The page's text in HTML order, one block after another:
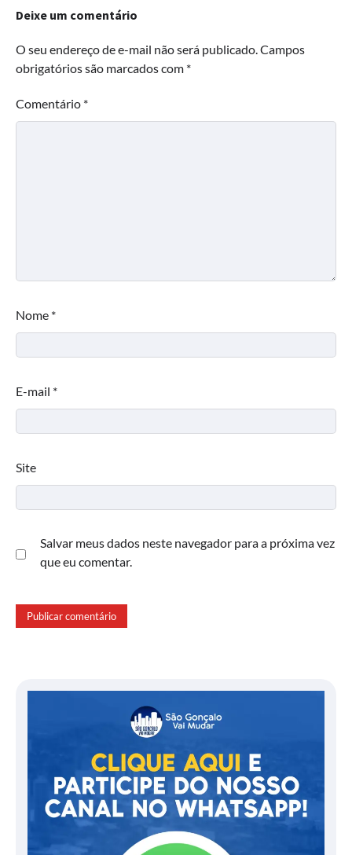
Deixe um comentário
O seu endereço de e-mail não será publicado.Campos
obrigatórios são marcados com *
Comentário *
Nome *
E-mail *
Site
Salvar meus dados neste navegador para a próxima vez
que eu comentar.